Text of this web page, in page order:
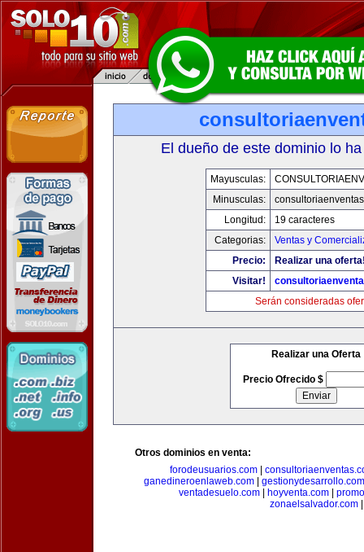
El dueño de este dominio lo
Mayusculas:
Minusculas:
Longitud:
19 caracteres
Categorias:
Ventas y
Precio:
Realizar una
Visitar!
Serán consideradas
Realizar una Oferta
Precio Ofrecido $
Otros dominios en venta:
forodeusuarios.com
ganedineroenlaweb.com
gestionydesarrollo.com
ventadesuelo.com
hoyventa.com
zonaelsalvador.com|